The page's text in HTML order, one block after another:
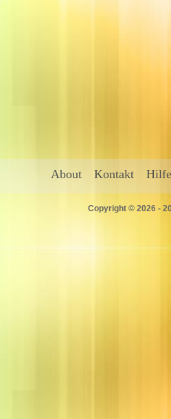
About Kontakt Hilfe
Copyright © 2026 -